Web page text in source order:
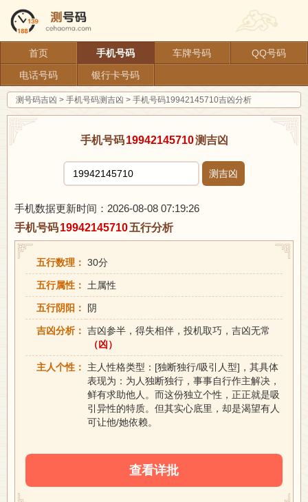
首页 手机号码 车牌号码
QQ号码
电话号码
银行卡号码
测号码吉凶 > 手机号码测吉凶 > 手机号码19942145710吉凶分析
手机号码 19942145710测吉凶
测吉凶
手机数据更新时间：2026-08-08 07:19:26
手机号码19942145710五行分析
五行数理： 30分
五行属性： 土属性
五行阴阳： 阴
吉凶分析： 吉凶参半，得失相伴，投机取巧，吉凶无常
（凶）
主人个性：
主人性格类型：[独断独行/吸引人型]，其具体
表现为：为人独断独行，事事自行作主解决，
鲜有求助他人。而这份独立个性，正正就是吸
引异性的特质。但其实心底里，却是渴望有人
可让他/她依赖。
查看详批